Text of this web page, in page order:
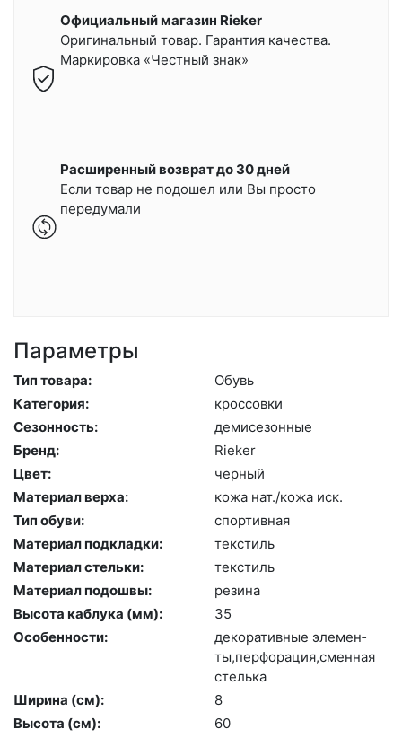
Официальный магазин Rieker
Оригинальный товар. Гарантия качества.
Маркировка «Честный знак»
Расширенный возврат до 30 дней
Если товар не подошел или Вы просто
передумали
Параметры
Тип товара:
Обувь
Категория:
крос­совки
Сезонность:
де­мисе­зон­ные
Бренд:
Ri­eker
Цвет:
чер­ный
Материал верха:
ко­жа нат./ко­жа иск.
Тип обуви:
спор­тивная
Материал подкладки:
текс­тиль
Материал стельки:
текс­тиль
Материал подошвы:
ре­зина
Высота каблука (мм):
35
Особенности:
де­кора­тив­ные эле­мен­
ты,пер­фо­рация,смен­ная
стель­ка
Ширина (см):
8
Высота (cм):
60